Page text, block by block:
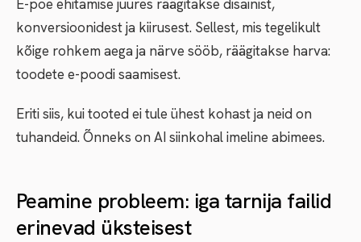
E-poe ehitamise juures räägitakse disainist,
konversioonidest ja kiirusest. Sellest, mis tegelikult
kõige rohkem aega ja närve sööb, räägitakse harva:
toodete e-poodi saamisest.
Eriti siis, kui tooted ei tule ühest kohast ja neid on
tuhandeid. Õnneks on AI siinkohal imeline abimees.
Peamine probleem: iga tarnija failid
erinevad üksteisest